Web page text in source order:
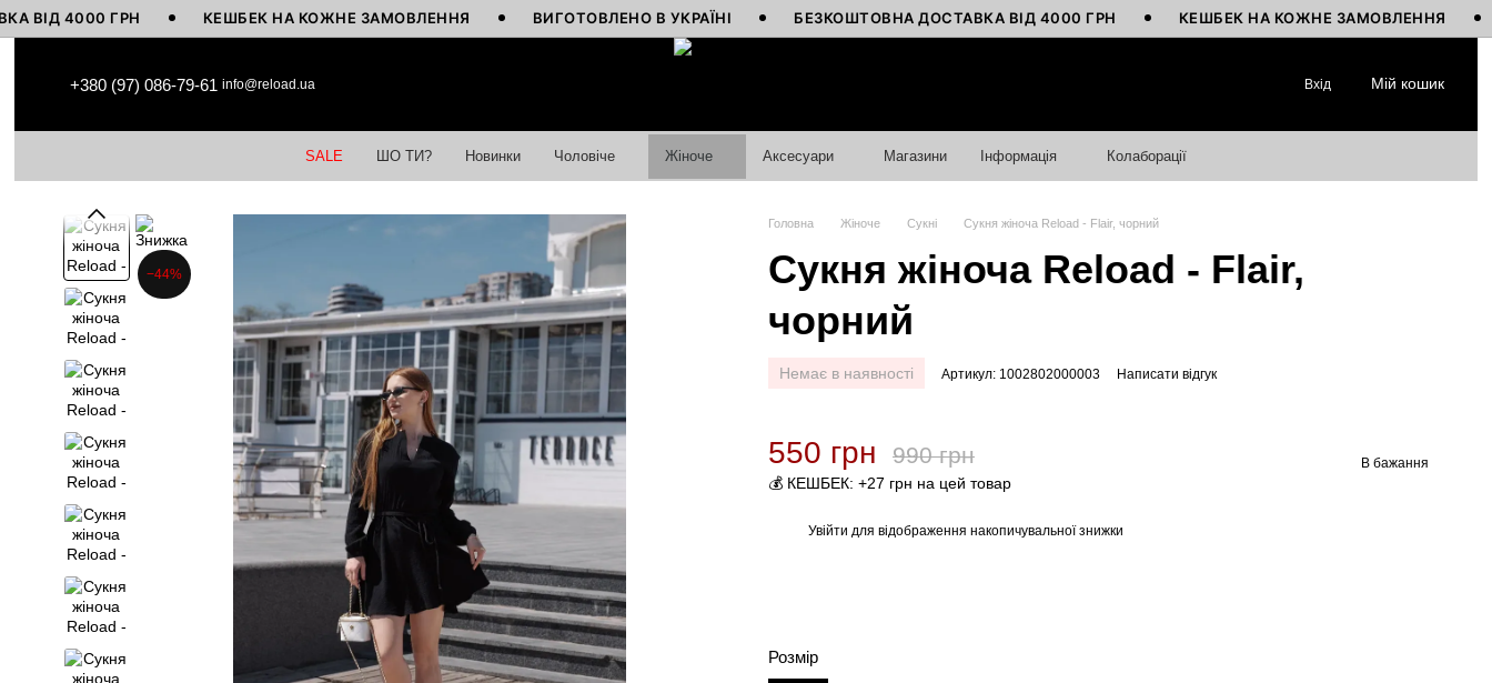
ГРН КЕШБЕК НА КОЖНЕ ЗАМОВЛЕННЯ ВИГОТОВЛЕНО В УКРАЇНІ БЕЗКОШТОВНА ДОСТАВКА ВІД 4000 ГРН КЕШБЕК НА КОЖНЕ ЗАМОВЛЕННЯ
+380 (97) 086-79-61 info@reload.ua Вхід Мій кошик
SALE ШО ТИ? Новинки Чоловіче Жіноче Аксесуари Магазини Інформація Колаборації
−44%
Головна Жіноче Сукні Сукня жіноча Reload - Flair, чорний
Сукня жіноча Reload - Flair,
чорний
Немає в наявності Артикул: 1002802000003 Написати відгук
550 грн 990 грн
💰 КЕШБЕК: +27 грн на цей товар
В бажання
Увійти для відображення накопичувальної знижки
Розмір